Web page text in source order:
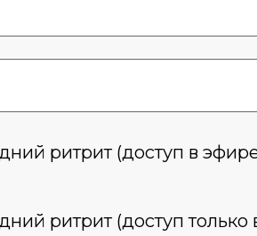
ритрит (доступ в
ритрит (доступ только